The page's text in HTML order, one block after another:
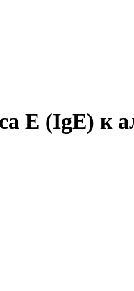
E (IgE) к